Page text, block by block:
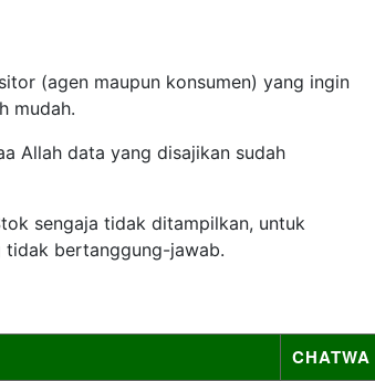
(agen maupun konsumen) yang ingin
mudah.
Allah data yang disajikan sudah
sengaja tidak ditampilkan, untuk
tidak bertanggung-jawab.
CHATWA